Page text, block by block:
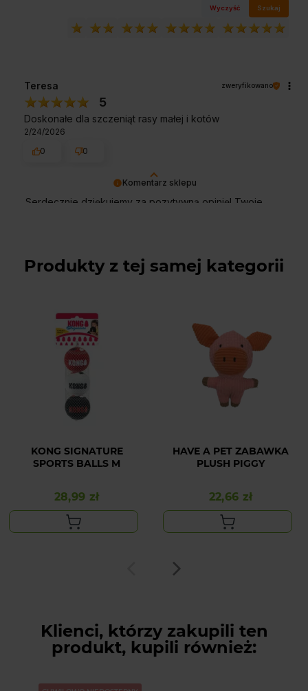
Wyczyść Szukaj
Komentarz sklepu
Serdecznie dziękujemy za pozytywną opinię! Twoje
Teresa zweryfikowano
5
Doskonałe dla szczeniąt rasy małej i kotów
2/24/2026
0
0
Produkty z tej samej kategorii
KONG SIGNATURE
SPORTS BALLS M
Cena
28,99 zł
HAVE A PET ZABAWKA
PLUSH PIGGY
Cena
22,66 zł
Klienci, którzy zakupili ten
produkt, kupili również: